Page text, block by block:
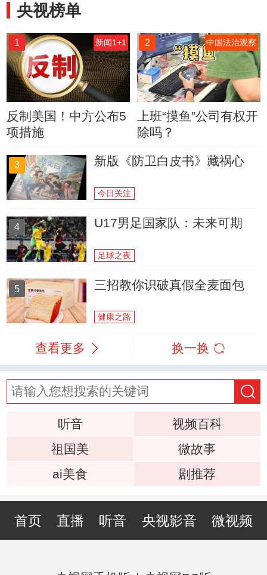
央视榜单
1 新闻1+1
反制美国！中方公布5
项措施
2 中国法治观察
上班“摸鱼”公司有权开
除吗？
3 新版《防卫白皮书》藏祸心
今日关注
4 U17男足国家队：未来可期
足球之夜
5 三招教你识破真假全麦面包
健康之路
查看更多 换一换
听音
视频百科
祖国美
微故事
ai美食
剧推荐
首页 直播 听音 央视影音 微视频